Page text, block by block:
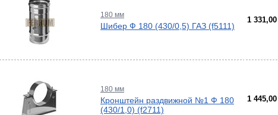
180 мм
Шибер Ф 180 (430/0,5) ГАЗ (f5111)
1 331,00
180 мм
Кронштейн раздвижной №1 Ф 180
(430/1,0) (f2711)
1 445,00